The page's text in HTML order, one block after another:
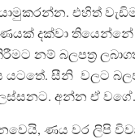
එහිත්
දක්වා තියෙන්නේ
නම් බලපත්‍ර
සීනි වලට
අන්න ඒ වගේ.
ණය වර ලිපි